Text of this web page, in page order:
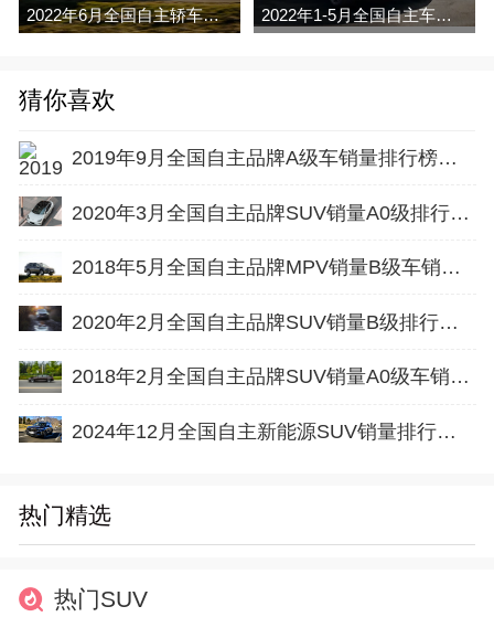
2022年6月全国自主轿车销量排行榜完整版 2022年1-5月全国自主车销量排行榜
猜你喜欢
2019年9月全国自主品牌A级车销量排行榜完整版
2020年3月全国自主品牌SUV销量A0级排行榜完整版
2018年5月全国自主品牌MPV销量B级车销量排行榜完整版
2020年2月全国自主品牌SUV销量B级排行榜完整版
2018年2月全国自主品牌SUV销量A0级车销量排行榜完整版
2024年12月全国自主新能源SUV销量排行榜完整版(零售量
热门精选
热门SUV